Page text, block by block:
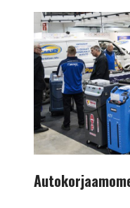
Autokorjaamomessut
tekee
paluun